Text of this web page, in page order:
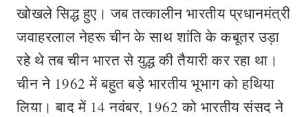
खोखले सिद्ध हुए। जब तत्कालीन भारतीय प्रधानमंत्री
जवाहरलाल नेहरू चीन के साथ शांति के कबूतर उड़ा
रहे थे तब चीन भारत से युद्ध की तैयारी कर रहा था।
चीन ने 1962 में बहुत बड़े भारतीय भूभाग को हथिया
लिया। बाद में 14 नवंबर, 1962 को भारतीय संसद ने